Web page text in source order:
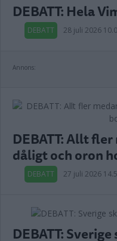
DEBATT: Hela
DEBATT 28 juli 2026
Annons:
DEBATT: Allt
dåligt och oron
DEBATT 27 juli 2026
DEBATT: